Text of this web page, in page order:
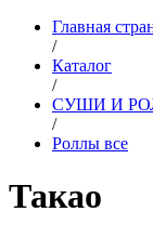
Главная
/
Каталог
/
СУШИ И
/
Роллы все
Такао